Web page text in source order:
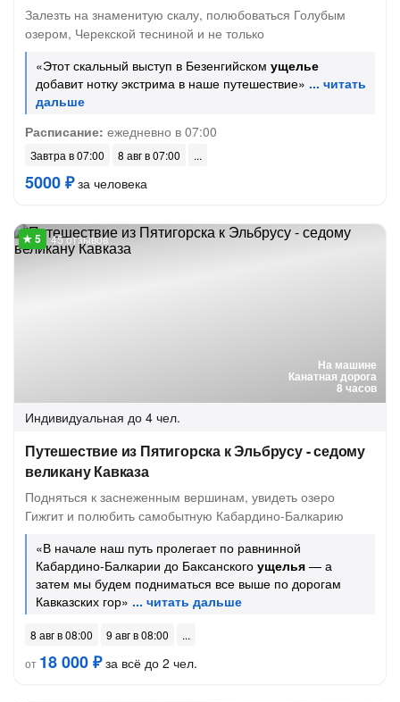
Залезть на знаменитую скалу, полюбоваться Голубым
озером, Черекской тесниной и не только
«Этот скальный выступ в Безенгийском ущелье
добавит нотку экстрима в наше путешествие»
Расписание: ежедневно в 07:00
Завтра в 07:00 8 авг в 07:00
5000 ₽за человека
На машине
Канатная дорога
8 часов
45 отзывов
Индивидуальная до 4 чел.
Путешествие из Пятигорска к Эльбрусу - седому
великану Кавказа
Подняться к заснеженным вершинам, увидеть озеро
Гижгит и полюбить самобытную Кабардино-Балкарию
«В начале наш путь пролегает по равнинной
Кабардино-Балкарии до Баксанского ущелья — а
затем мы будем подниматься все выше по дорогам
Кавказских гор»
8 авг в 08:00
9 авг в 08:00
от 18 000 ₽за всё до 2 чел.